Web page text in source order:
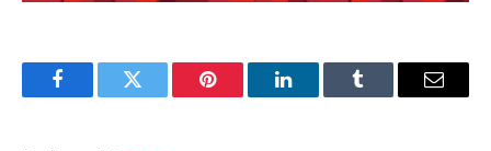
FacebookTwitter Pinterest LinkedInTumblr Email